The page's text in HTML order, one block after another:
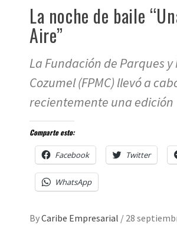
La noche de baile
Aire”
La Fundación de Parques y
Cozumel (FPMC) llevó a
recientemente una edición
Comparte esto:
Facebook Twitter
WhatsApp
ByCaribe Empresarial / 28